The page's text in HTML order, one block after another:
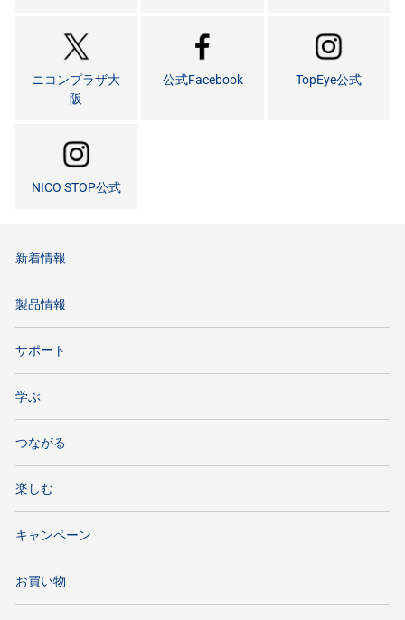
ニコンプラザ大
阪
公式Facebook TopEye公式
NICO STOP公式
新着情報
製品情報
サポート
学ぶ
つながる
楽しむ
キャンペーン
お買い物